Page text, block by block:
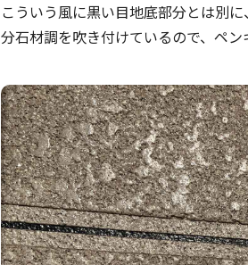
こういう風に黒い目地底部分とは別
分石材調を吹き付けているので、ペ